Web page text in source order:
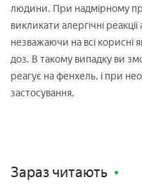
людини. При надмірному
викликати алергічні
незважаючи на всі корисні
доз. В такому випадку ви
реагує на фенхель, і при
застосування.
Зараз читають